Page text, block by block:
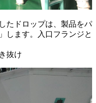
たドロップは、製品をパ
します。入口フランジと
抜け